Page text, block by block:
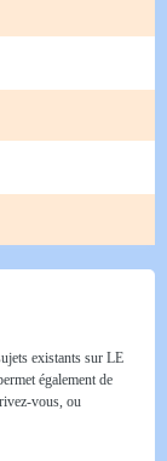
existants sur LE
également de
vous, ou